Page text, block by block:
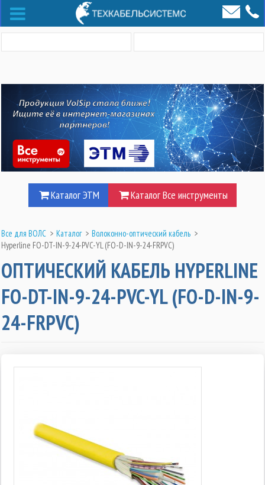
Каталог ЭТМ Каталог Все инструменты
Все для ВОЛС > Каталог > Волоконно-оптический кабель >
Hyperline FO-DT-IN-9-24-PVC-YL (FO-D-IN-9-24-FRPVC)
ОПТИЧЕСКИЙ КАБЕЛЬ HYPERLINE
FO-DT-IN-9-24-PVC-YL (FO-D-IN-9-
24-FRPVC)